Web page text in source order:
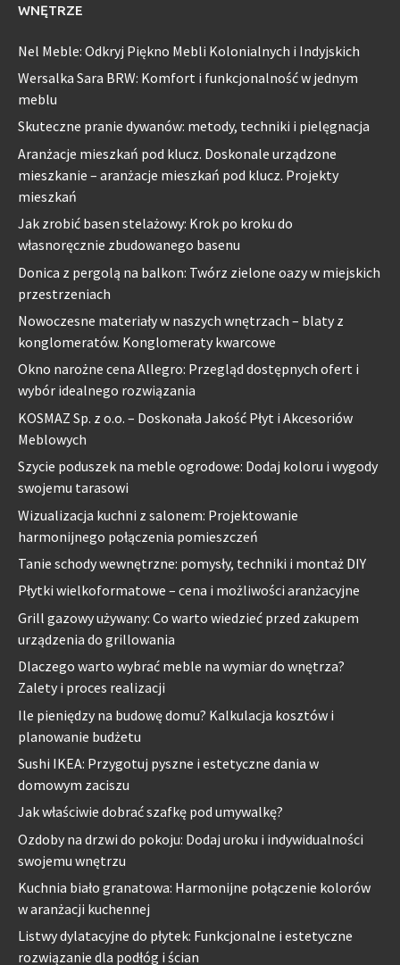
WNĘTRZE
Nel Meble: Odkryj Piękno Mebli Kolonialnych i Indyjskich
Wersalka Sara BRW: Komfort i funkcjonalność w jednym
meblu
Skuteczne pranie dywanów: metody, techniki i pielęgnacja
Aranżacje mieszkań pod klucz. Doskonale urządzone
mieszkanie – aranżacje mieszkań pod klucz. Projekty
mieszkań
Jak zrobić basen stelażowy: Krok po kroku do
własnoręcznie zbudowanego basenu
Donica z pergolą na balkon: Twórz zielone oazy w miejskich
przestrzeniach
Nowoczesne materiały w naszych wnętrzach – blaty z
konglomeratów. Konglomeraty kwarcowe
Okno narożne cena Allegro: Przegląd dostępnych ofert i
wybór idealnego rozwiązania
KOSMAZ Sp. z o.o. – Doskonała Jakość Płyt i Akcesoriów
Meblowych
Szycie poduszek na meble ogrodowe: Dodaj koloru i wygody
swojemu tarasowi
Wizualizacja kuchni z salonem: Projektowanie
harmonijnego połączenia pomieszczeń
Tanie schody wewnętrzne: pomysły, techniki i montaż DIY
Płytki wielkoformatowe – cena i możliwości aranżacyjne
Grill gazowy używany: Co warto wiedzieć przed zakupem
urządzenia do grillowania
Dlaczego warto wybrać meble na wymiar do wnętrza?
Zalety i proces realizacji
Ile pieniędzy na budowę domu? Kalkulacja kosztów i
planowanie budżetu
Sushi IKEA: Przygotuj pyszne i estetyczne dania w
domowym zaciszu
Jak właściwie dobrać szafkę pod umywalkę?
Ozdoby na drzwi do pokoju: Dodaj uroku i indywidualności
swojemu wnętrzu
Kuchnia biało granatowa: Harmonijne połączenie kolorów
w aranżacji kuchennej
Listwy dylatacyjne do płytek: Funkcjonalne i estetyczne
rozwiązanie dla podłóg i ścian